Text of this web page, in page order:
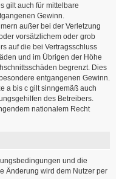
gilt auch für mittelbare
Gewinn.
außer bei der Verletzung
vorsätzlichem oder grob
auf die bei Vertragsschluss
und im Übrigen der Höhe
begrenzt. Dies
entgangenen Gewinn.
a bis c gilt sinngemäß auch
des Betreibers.
nationalem Recht
und die
Änderung wird dem Nutzer per